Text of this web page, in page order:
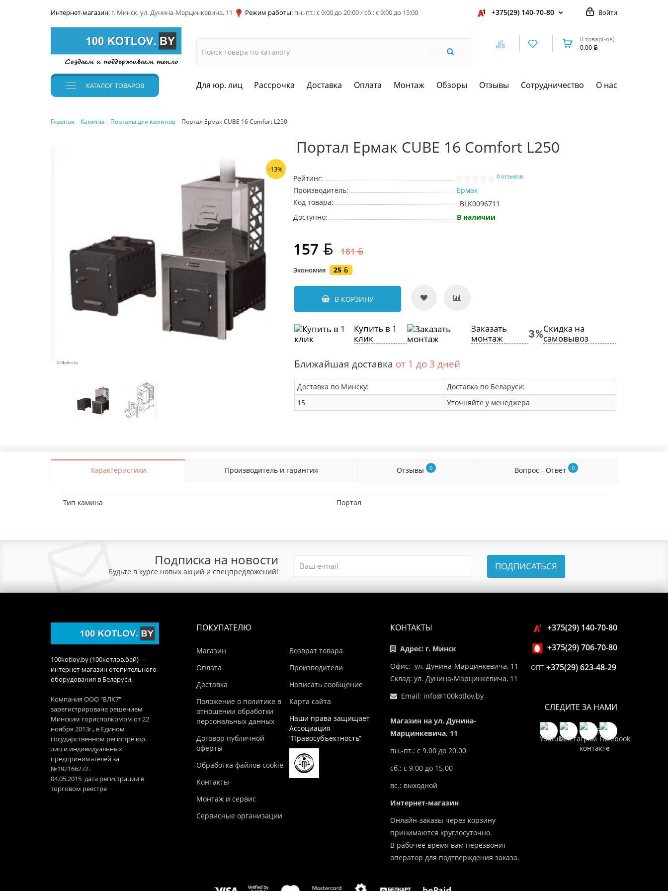
Интернет-магазин: г. Минск, ул. Дунина-Марцинкевича, 11 Режим работы: пн.-пт.: с 9:00 до 20:00 / сб.: с 9:00 до 15:00 Войти
+375(29) 140-70-80
0 товар(-ов)
0.00
КАТАЛОГТОВАРОВ Для юр. лиц Рассрочка Доставка Оплата Монтаж Обзоры Отзывы Сотрудничество О нас
Главная Камины Порталы для каминов Портал Ермак CUBE 16 Comfort L250
-13%
Портал Ермак CUBE 16 Comfort L250
Рейтинг: 0 отзывов
Производитель:
Ермак
Код товара:
BLK0096711
Доступно:
В наличии
157 181
Экономия 25
В КОРЗИНУ
Купить в 1
клик
Заказать
монтаж
Скидка на
самовывоз
Ближайшая доставка от 1 до 3 дней
Доставка по Минску:
Доставка по Беларуси:
15
Уточняйте у менеджера
Характеристики Производитель и гарантия Отзывы 0 Вопрос - Ответ 0
Тип камина Портал
Подписка на новости
Будьте в курсе новых акций и спецпредложений! ПОДПИСАТЬСЯ
100kotlov.by (100котлов.бай) —
интернет-магазин отопительного
оборудования в Беларуси.
Компания ООО "БЛК7"
зарегистрирована решением
Минским горисполкомом от 22
ноября 2013г., в Едином
государственном регистре юр.
лиц и индивидуальных
предпринимателей за
№192166272.
04.05.2015 дата регистрации в
торговом реестре
ПОКУПАТЕЛЮ
Магазин
Оплата
Доставка
Положение о политике в
отношении обработки
персональных данных
Договор публичной
оферты
Обработка файлов cookie
Контакты
Монтаж и сервис
Сервисные организации
Возврат товара
Производители
Написать сообщение
Карта сайта
Наши права защищает
Ассоциация
“Правосубъектность”
КОНТАКТЫ
Адрес: г. Минск
Офис: ул. Дунина-Марцинкевича, 11
Склад: ул. Дунина-Марцинкевича, 11
Email: info@100kotlov.by
Магазин на ул. Дунина-
Марцинкевича, 11
пн.-пт.: с 9.00 до 20.00
сб.: с 9.00 до 15.00
вс.: выходной
Интернет-магазин
Онлайн-заказы через корзину
принимаются круглосуточно.
В рабочее время вам перезвонит
оператор для подтверждения заказа.
+375(29) 140-70-80
+375(29) 706-70-80
ОПТ +375(29) 623-48-29
СЛЕДИТЕ ЗА НАМИ